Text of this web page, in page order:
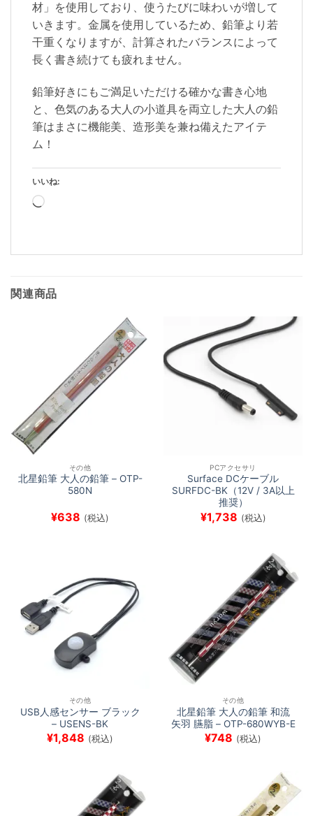
材」を使用しており、使うたびに味わいが増して
いきます。金属を使用しているため、鉛筆より若
干重くなりますが、計算されたバランスによって
長く書き続けても疲れません。
鉛筆好きにもご満足いただける確かな書き心地
と、色気のある大人の小道具を両立した大人の鉛
筆はまさに機能美、造形美を兼ね備えたアイテ
ム！
いいね:
読
み
関連商品
その他
北星鉛筆 大人の鉛筆 – OTP-
580N
¥638 (税込)
PCアクセサリ
Surface DCケーブル
SURFDC-BK（12V / 3A以上
推奨）
¥1,738 (税込)
その他
USB人感センサー ブラック
– USENS-BK
¥1,848 (税込)
その他
北星鉛筆 大人の鉛筆 和流
矢羽 臙脂 – OTP-680WYB-E
¥748 (税込)